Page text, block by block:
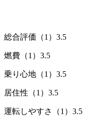
総合評価（1） 3.5
燃費（1） 3.5
乗り心地（1） 3.5
居住性（1） 3.5
運転しやすさ（1） 3.5